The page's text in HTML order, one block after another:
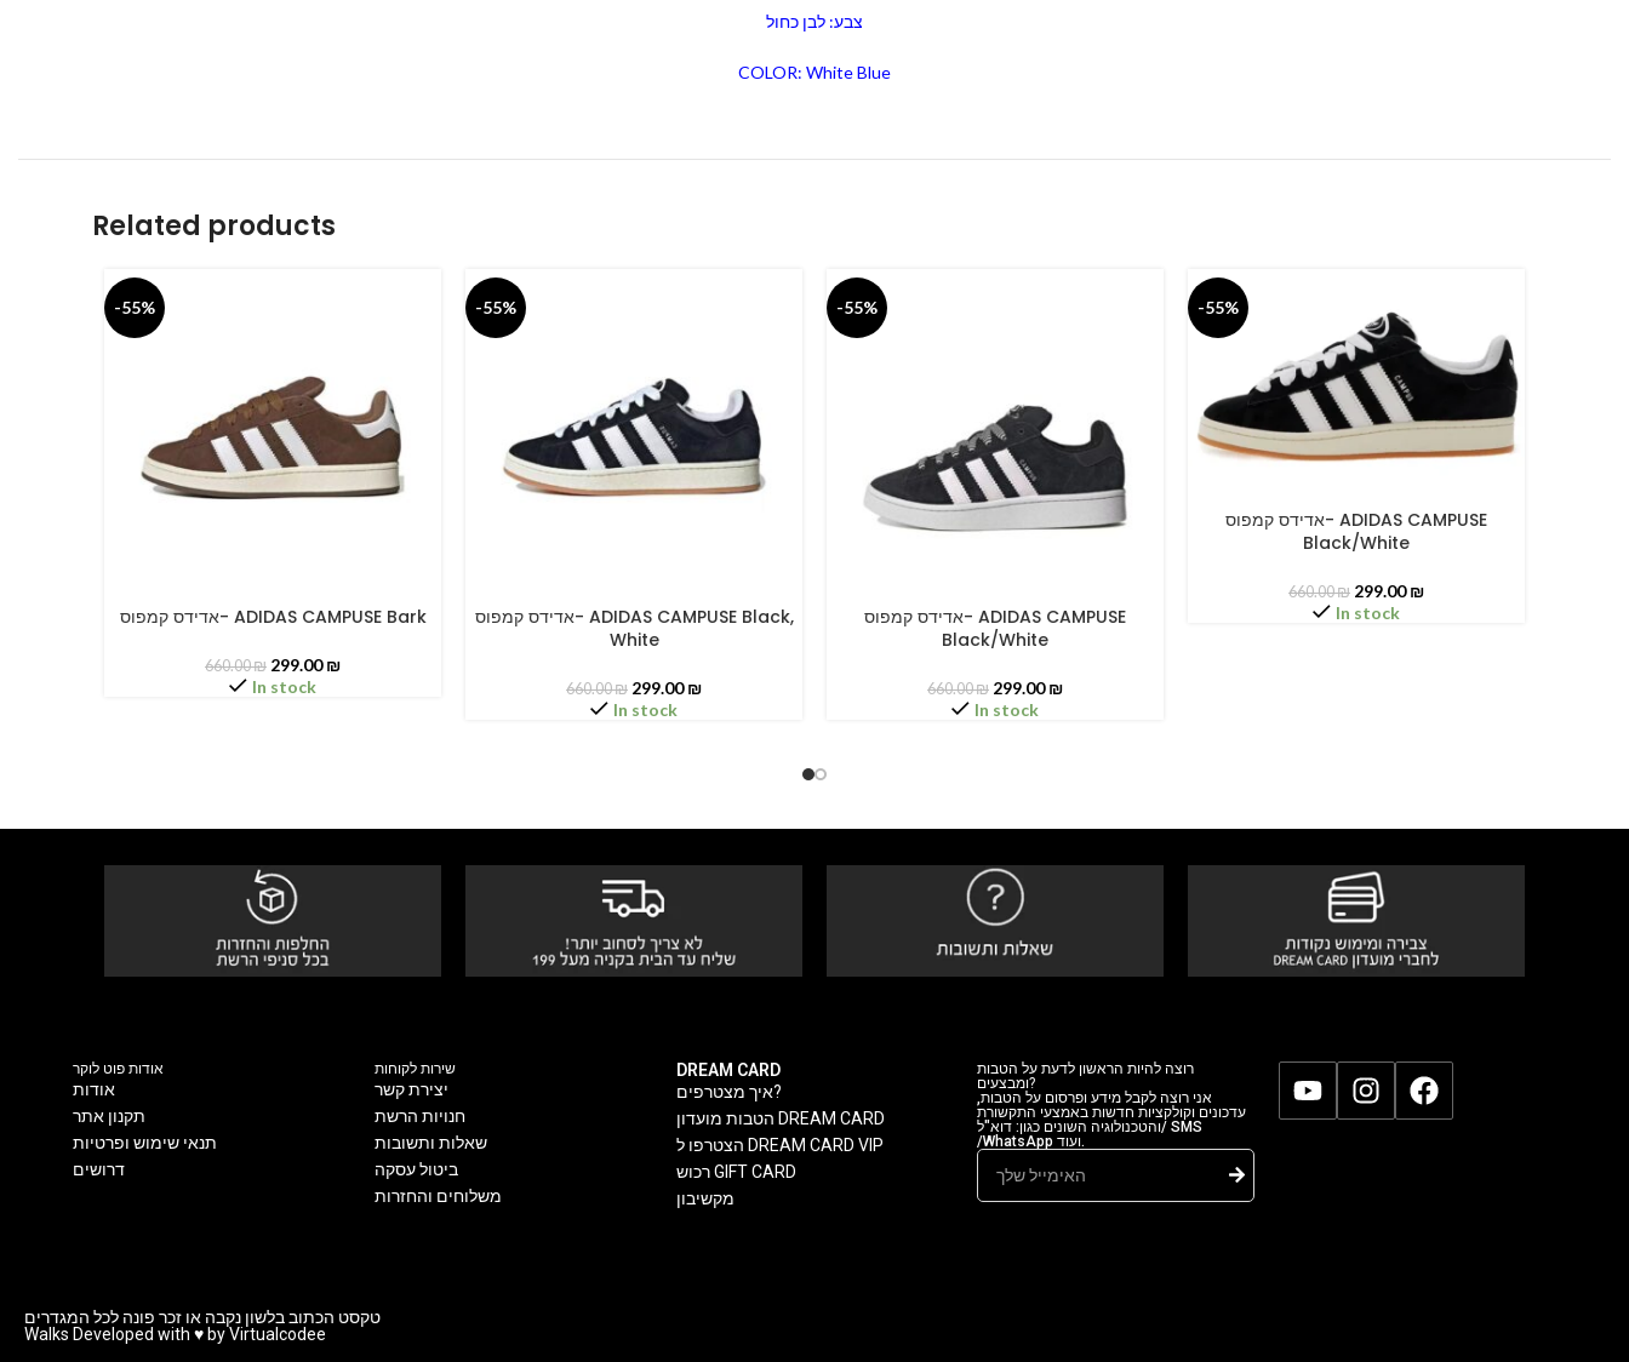
צבע: לבן כחול
COLOR: White Blue
Related products
-55%
SELECT OPTIONSאדידס קמפוס- ADIDAS CAMPUSE Bark
660.00₪ 299.00₪
In stock
-55%
SELECT OPTIONS
אדידס קמפוס- ADIDAS CAMPUSE Black,
White
660.00₪ 299.00₪
In stock
-55%
SELECT OPTIONS
אדידס קמפוס- ADIDAS CAMPUSE
Black/White
660.00₪ 299.00₪
In stock
-55%
SELECT OPTIONS
אדידס קמפוס- ADIDAS CAMPUSE
Black/White
660.00₪ 299.00₪
In stock
אודות פוט לוקר
אודות
תקנון אתר
תנאי שימוש ופרטיות
דרושים
שירות לקוחות
יצירת קשר
חנויות הרשת
שאלות ותשובות
ביטול עסקה
משלוחים והחזרות
DREAM CARD
איך מצטרפים?
הטבות מועדון DREAM CARD
הצטרפו ל DREAM CARD VIP
רכוש GIFT CARD
מקשיבון
רוצה להיות הראשון לדעת על הטבות
ומבצעים?
אני רוצה לקבל מידע ופרסום על הטבות,
עדכונים וקולקציות חדשות באמצעי התקשורת
והטכנולוגיה השונים כגון: דוא"ל/ SMS
/WhatsApp ועוד.
טקסט הכתוב בלשון נקבה או זכר פונה לכל המגדרים
Walks Developed with ♥ by Virtualcodee